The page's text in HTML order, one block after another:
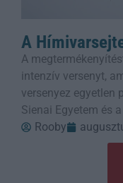
A
A
intenzív versenyt,
versenyez egyetlen
Sienai Egyetem és
Rooby